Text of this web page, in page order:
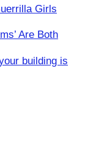
Girls
Are Both
building is